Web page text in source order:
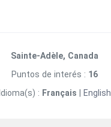
Sainte-Adèle, Canada
Puntos de interés : 16
Idioma(s) : Français English